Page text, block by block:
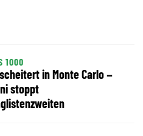
1000
in Monte Carlo –
stoppt